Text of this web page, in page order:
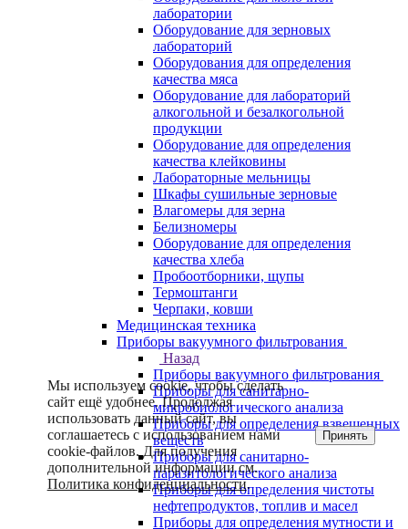
лаборатории
Оборудование для зерновых
лабораторий
Оборудования для определения
качества мяса
Оборудование для лабораторий
алкогольной и безалкогольной
продукции
Оборудование для определения
качества клейковины
Лабораторные мельницы
Шкафы сушильные зерновые
Влагомеры для зерна
Белизномеры
Оборудование для определения
качества хлеба
Пробоотборники, щупы
Термоштанги
Черпаки, ковши
Медицинская техника
Приборы вакуумного фильтрования
Назад
Приборы вакуумного фильтрования
Приборы для санитарно-
микробиологического анализа
Приборы для определения взвешенных
веществ
Приборы для санитарно-
паразитологического анализа
Приборы для определения чистоты
нефтепродуктов, топлив и масел
Приборы для определения мутности и
Мы используем cookie, чтобы сделать
сайт ещё удобнее. Продолжая
использовать данный сайт, вы
соглашаетесь с использованием нами
cookie-файлов. Для получения
дополнительной информации см.
Политика конфиденциальности.
Принять